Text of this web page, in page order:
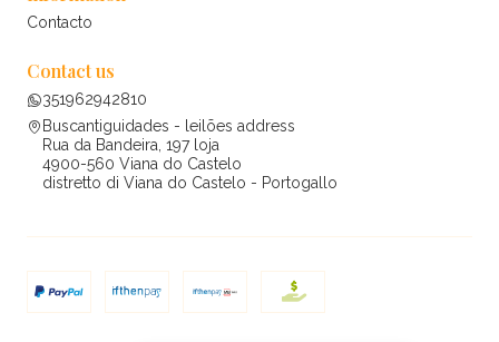
Contacto
Contact us
351962942810
Buscantiguidades - leilões address
Rua da Bandeira, 197 loja
4900-560 Viana do Castelo
distretto di Viana do Castelo - Portogallo